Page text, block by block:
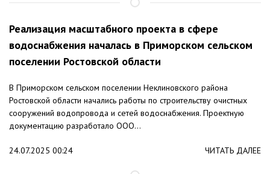
Реализация масштабного проекта в сфере
водоснабжения началась в Приморском сельском
поселении Ростовской области
В Приморском сельском поселении Неклиновского района
Ростовской области начались работы по строительству очистных
сооружений водопровода и сетей водоснабжения. Проектную
документацию разработало ООО...
24.07.2025 00:24 ЧИТАТЬ ДАЛЕЕ